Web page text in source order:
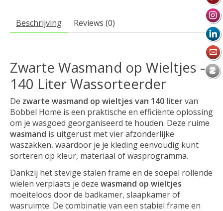
Beschrijving Reviews (0)
Zwarte Wasmand op Wieltjes –
140 Liter Wassorteerder
De zwarte wasmand op wieltjes van 140 litervan
Bobbel Home is een praktische en efficiënte oplossing
om je wasgoed georganiseerd te houden. Deze ruime
wasmand is uitgerust met vier afzonderlijke
waszakken, waardoor je je kleding eenvoudig kunt
sorteren op kleur, materiaal of wasprogramma.
Dankzij het stevige stalen frame en de soepel rollende
wielen verplaats je deze wasmand op wieltjes
moeiteloos door de badkamer, slaapkamer of
wasruimte. De combinatie van een stabiel frame en